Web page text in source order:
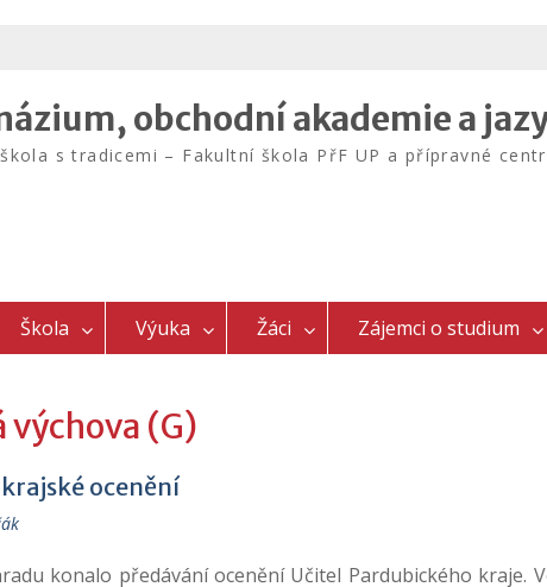
obchodní akademie a
s tradicemi – Fakultní škola PřF UP a přípravné
Škola Výuka Žáci Zájemci o studium
výchova (G)
ocenění
konalo předávání ocenění Učitel Pardubického kraje.